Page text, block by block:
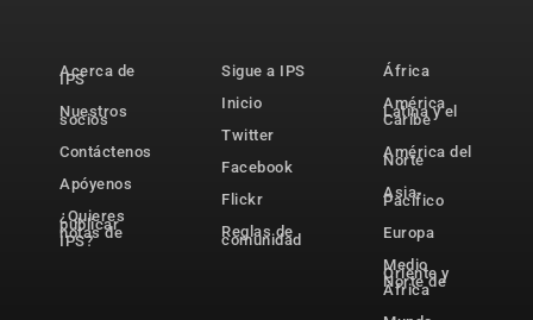
Acerca de
IPS
Nuestros
socios
Contáctenos
Apóyenos
¿Quieres
publicar
notas de
IPS?
Sigue a IPS
Inicio
Twitter
Facebook
Flickr
Reglas de
comunidad
África
América
Latina y el
Caribe
América del
Norte
Asia-
Pacífico
Europa
Medio
Oriente y
Norte de
África